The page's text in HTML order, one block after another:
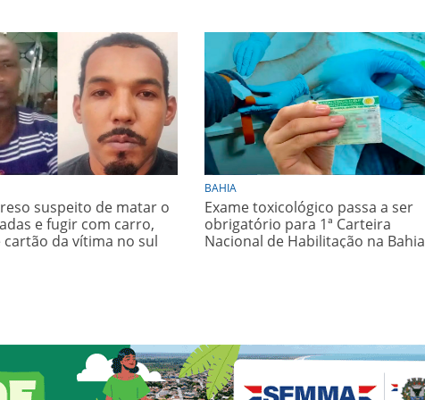
suspeito de matar o
e fugir com carro,
cartão da vítima no sul
BAHIA
Exame toxicológico passa a ser
obrigatório para 1ª Carteira
Nacional de Habilitação na Bahia